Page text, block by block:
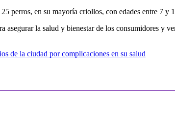
perros, en su mayoría criollos, con edades entre 7 y
la salud y bienestar de los consumidores y
de la ciudad por complicaciones en su salud